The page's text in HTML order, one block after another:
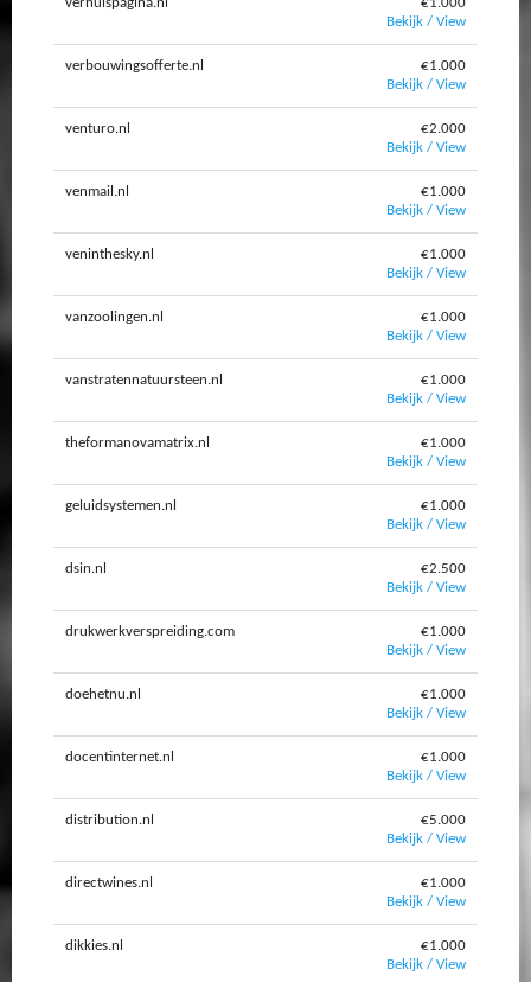
Bekijk / View
verbouwingsofferte.nl
€1.000
Bekijk / View
venturo.nl
€2.000
Bekijk / View
venmail.nl
€1.000
Bekijk / View
veninthesky.nl
€1.000
Bekijk / View
vanzoolingen.nl
€1.000
Bekijk / View
vanstratennatuursteen.nl
€1.000
Bekijk / View
theformanovamatrix.nl
€1.000
Bekijk / View
geluidsystemen.nl
€1.000
Bekijk / View
dsin.nl
€2.500
Bekijk / View
drukwerkverspreiding.com
€1.000
Bekijk / View
doehetnu.nl
€1.000
Bekijk / View
docentinternet.nl
€1.000
Bekijk / View
distribution.nl
€5.000
Bekijk / View
directwines.nl
€1.000
Bekijk / View
dikkies.nl
€1.000
Bekijk / View